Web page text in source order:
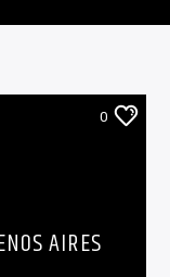
0
AIRES